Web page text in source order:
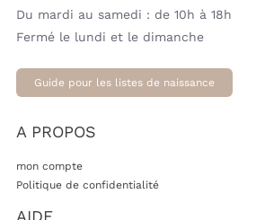
Du mardi au samedi : de 10h à 18h
Fermé le lundi et le dimanche
Guide pour les listes de naissance
A PROPOS
mon compte
Politique de confidentialité
AIDE